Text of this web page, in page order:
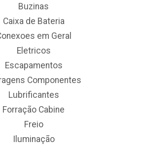
Buzinas
Caixa de Bateria
em Geral
Eletricos
Escapamentos
Componentes
Lubrificantes
Forração Cabine
Freio
Iluminação